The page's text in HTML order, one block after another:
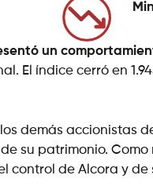
un
El índice cerró en
demás accionistas
su patrimonio.
control de Alcora y